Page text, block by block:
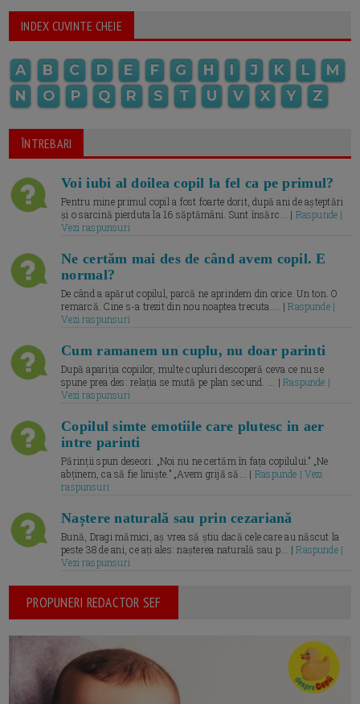
INDEX CUVINTE CHEIE
A B C D E F G H I J K L
M
N
O P Q R S T U V X Y Z
ÎNTREBARI
Voi iubi al doilea copil la fel ca pe primul?
Pentru mine primul copil a fost foarte dorit, după ani de așteptări
și o sarcină pierduta la 16 săptămâni. Sunt însărc... | Raspunde |
Vezi raspunsuri
Ne certăm mai des de când avem copil. E
normal?
De când a apărut copilul, parcă ne aprindem din orice. Un ton. O
remarcă. Cine s-a trezit din nou noaptea trecuta.... |Raspunde |
Vezi raspunsuri
Cum ramanem un cuplu, nu doar parinti
După apariția copiilor, multe cupluri descoperă ceva ce nu se
spune prea des: relația se mută pe plan secund. ... |Raspunde |
Vezi raspunsuri
Copilul simte emotiile care plutesc in aer
intre parinti
Părinții spun deseori: „Noi nu ne certăm în fața copilului.” „Ne
abținem, ca să fie liniște.” „Avem grijă să... | Raspunde | Vezi
raspunsuri
Naștere naturală sau prin cezariană
Bună, Dragi mămici, aș vrea să știu dacă cele care au născut la
peste 38 de ani, ce ați ales: nașterea naturală sau p... |Raspunde |
Vezi raspunsuri
PROPUNERI REDACTOR SEF